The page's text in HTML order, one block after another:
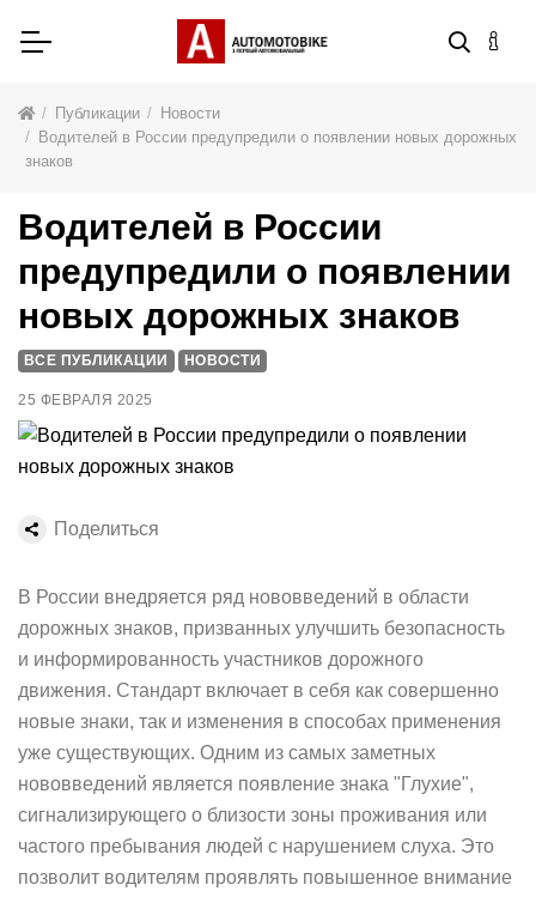
Публикации
Новости
Водителей в России предупредили о появлении новых дорожных
знаков
В России внедряется ряд нововведений в области
дорожных знаков, призванных улучшить безопасность
и информированность участников дорожного
движения. Стандарт включает в себя как совершенно
новые знаки, так и изменения в способах применения
уже существующих. Одним из самых заметных
нововведений является появление знака "Глухие",
сигнализирующего о близости зоны проживания или
частого пребывания людей с нарушением слуха. Это
позволит водителям проявлять повышенное внимание
Водителей в России
предупредили о появлении
новых дорожных знаков
ВСЕ ПУБЛИКАЦИИ НОВОСТИ
25 ФЕВРАЛЯ 2025
Поделиться